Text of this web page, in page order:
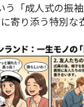
う「成人式の振
寄り添う特別な